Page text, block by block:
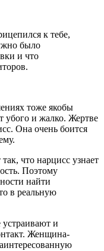
к тебе,
было
и что
тоже якобы
убого и жалко. Жертве
Она очень боится
что нарцисс узнает
Поэтому
найти
в реальную
и
Женщина-